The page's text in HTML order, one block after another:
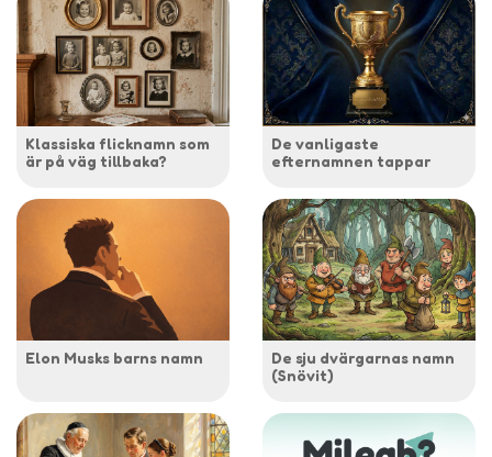
Klassiska flicknamn som
är på väg tillbaka?
De vanligaste
efternamnen tappar
Elon Musks barns namn
De sju dvärgarnas namn
(Snövit)